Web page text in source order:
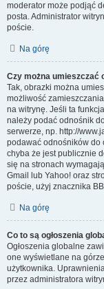
moderator może podjąć
posta. Administrator
poście.
Na górę
Czy można umieszczać
Tak, obrazki można
możliwość
na witrynę. Jeśli ta
należy podać odnośnik
serwerze, np. http://
podawać odnośników do
chyba że jest publicznie
się na stronach
Gmail lub Yahoo! oraz
poście, użyj znacznika
Na górę
Co to są ogłoszenia
Ogłoszenia globalne
one wyświetlane na
użytkownika.
przez administratora